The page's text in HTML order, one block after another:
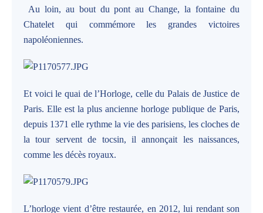
Au loin, au bout du pont au Change, la fontaine du
Chatelet qui commémore les grandes victoires
napoléoniennes.
Et voici le quai de l’Horloge, celle du Palais de Justice de
Paris. Elle est la plus ancienne horloge publique de Paris,
depuis 1371 elle rythme la vie des parisiens, les cloches de
la tour servent de tocsin, il annonçait les naissances,
comme les décès royaux.
L’horloge vient d’être restaurée, en 2012, lui rendant son